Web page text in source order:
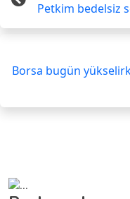
Petkim bedelsiz
Borsa bugün